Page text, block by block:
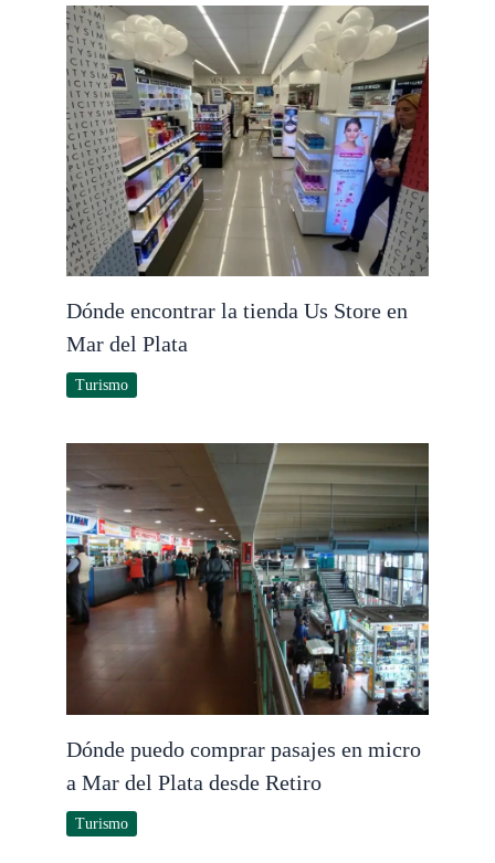
Dónde encontrar la tienda Us Store en
Mar del Plata
Turismo
Dónde puedo comprar pasajes en micro
a Mar del Plata desde Retiro
Turismo